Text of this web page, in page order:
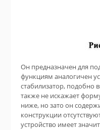
Он предназначен для
функциям аналогичен
стабилизатор, подобно
также не искажает
ниже, но зато он
конструкции
устройство имеет